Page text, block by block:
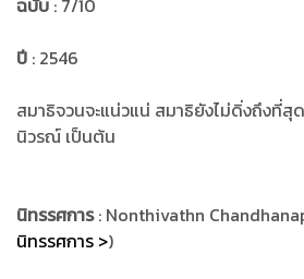
ฉบับ : 7/10
ปี : 2546
สมาธิจวนจะแน่วแน่ สมาธิยังไม่ดิ่งถึงที่สุ
นิวรณ์ เป็นต้น
นิทรรศการ: Nonthivathn
นิทรรศการ >)